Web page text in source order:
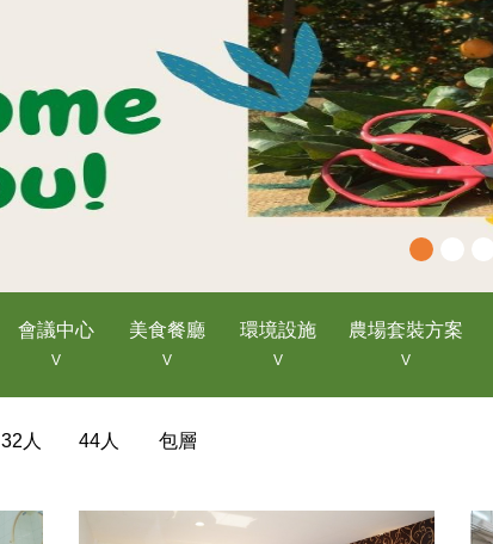
會議中心 美食餐廳 環境設施 農場套裝方案
32人 44人 包層